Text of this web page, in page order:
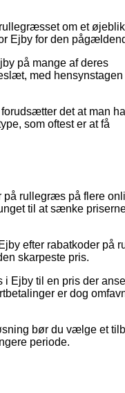
om et
Ejby for den
på mange af deres
med hensynstagen
det at man
som oftest er at få
på rullegræs på flere
til at sænke
efter rabatkoder på
skarpeste pris.
Ejby til en pris der
er dog
bør du vælge et
periode.